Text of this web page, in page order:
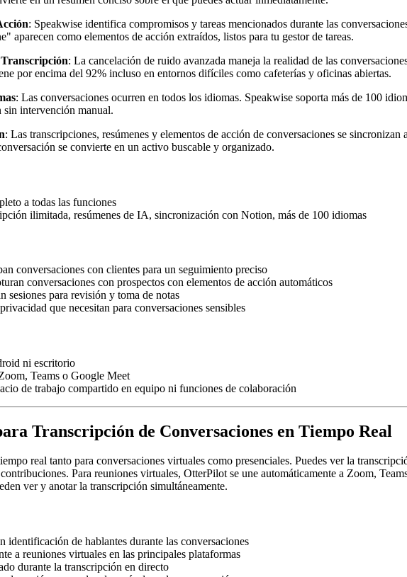
: Speakwise identifica compromisos y tareas mencionados durante las
aparecen como elementos de acción extraídos, listos para tu gestor de tareas.
: La cancelación de ruido avanzada maneja la realidad de las
por encima del 92% incluso en entornos difíciles como cafeterías y oficinas abiertas.
: Las conversaciones ocurren en todos los idiomas. Speakwise soporta más de 100
sin intervención manual.
: Las transcripciones, resúmenes y elementos de acción de conversaciones se
se convierte en un activo buscable y organizado.
a todas las funciones
ilimitada, resúmenes de IA, sincronización con Notion, más de 100 idiomas
conversaciones con clientes para un seguimiento preciso
conversaciones con prospectos con elementos de acción automáticos
sesiones para revisión y toma de notas
que necesitan para conversaciones sensibles
ni escritorio
Teams o Google Meet
de trabajo compartido en equipo ni funciones de colaboración
Transcripción de Conversaciones en Tiempo Real
real tanto para conversaciones virtuales como presenciales. Puedes ver la
Para reuniones virtuales, OtterPilot se une automáticamente a Zoom,
ver y anotar la transcripción simultáneamente.
identificación de hablantes durante las conversaciones
a reuniones virtuales en las principales plataformas
durante la transcripción en directo